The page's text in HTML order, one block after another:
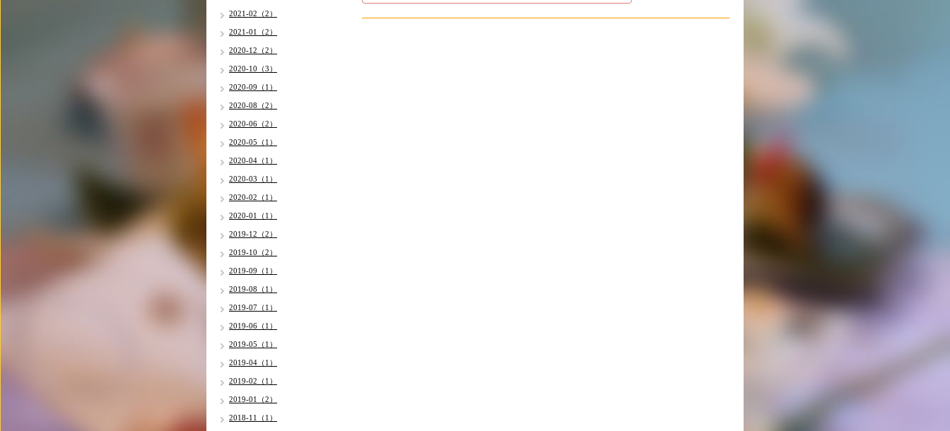
2021-02（2）
2021-01（2）
2020-12（2）
2020-10（3）
2020-09（1）
2020-08（2）
2020-06（2）
2020-05（1）
2020-04（1）
2020-03（1）
2020-02（1）
2020-01（1）
2019-12（2）
2019-10（2）
2019-09（1）
2019-08（1）
2019-07（1）
2019-06（1）
2019-05（1）
2019-04（1）
2019-02（1）
2019-01（2）
2018-11（1）